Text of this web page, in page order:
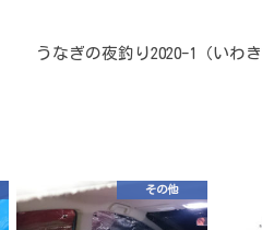
うなぎの夜釣り2020-1（いわき
その他